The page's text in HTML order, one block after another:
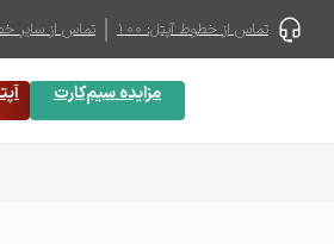
تماس از خطوط آپتل: 100 تماس از سایر خطوط:
مزایده سیم‌کارت